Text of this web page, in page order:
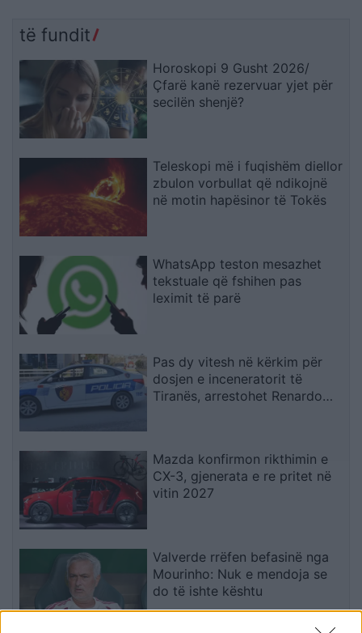
të fundit
Horoskopi 9 Gusht 2026/
Çfarë kanë rezervuar yjet për
secilën shenjë?
Teleskopi më i fuqishëm diellor
zbulon vorbullat që ndikojnë
në motin hapësinor të Tokës
WhatsApp teston mesazhet
tekstuale që fshihen pas
leximit të parë
Pas dy vitesh në kërkim për
dosjen e inceneratorit të
Tiranës, arrestohet Renardo
Mazda konfirmon rikthimin e
CX-3, gjenerata e re pritet në
vitin 2027
Valverde rrëfen befasinë nga
Mourinho: Nuk e mendoja se
do të ishte kështu